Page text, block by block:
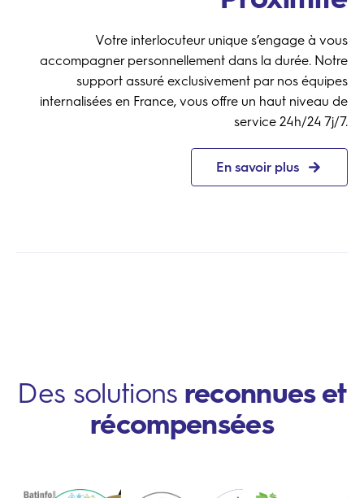
Votre interlocuteur unique s’engage à vous
accompagner personnellement dans la durée. Notre
support assuré exclusivement par nos équipes
internalisées en France, vous offre un haut niveau de
service 24h/24 7j/7.
En savoir plus
Des solutions reconnues et
récompensées